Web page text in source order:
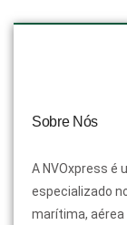
Sobre Nós
A NVOxpress é
especializado
marítima, aérea